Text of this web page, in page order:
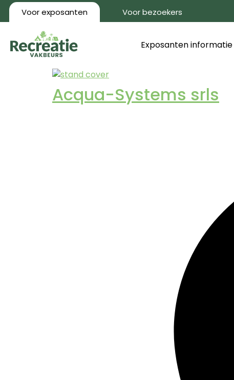
Voor exposanten Voor bezoekers
Exposanten informatie
Acqua-Systems srls